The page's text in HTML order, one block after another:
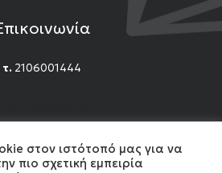
τ. 2106001444
Facebook
Instagram
YouTube
στον ιστότοπό μας για να
πιο σχετική εμπειρία